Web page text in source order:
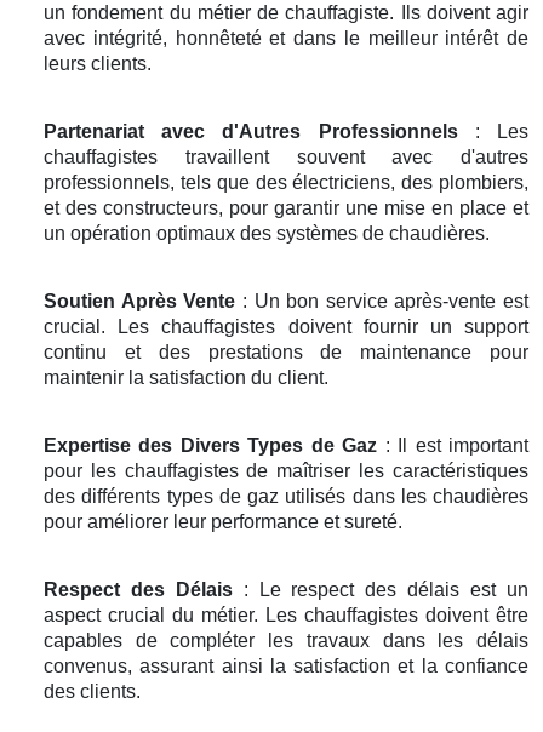
un fondement du métier de chauffagiste. Ils doivent agir
avec intégrité, honnêteté et dans le meilleur intérêt de
leurs clients.
Partenariat avec d'Autres Professionnels: Les
chauffagistes travaillent souvent avec d'autres
professionnels, tels que des électriciens, des plombiers,
et des constructeurs, pour garantir une mise en place et
un opération optimaux des systèmes de chaudières.
Soutien Après Vente : Un bon service après-vente est
crucial. Les chauffagistes doivent fournir un support
continu et des prestations de maintenance pour
maintenir la satisfaction du client.
Expertise des Divers Types de Gaz : Il est important
pour les chauffagistes de maîtriser les caractéristiques
des différents types de gaz utilisés dans les chaudières
pour améliorer leur performance et sureté.
Respect des Délais: Le respect des délais est un
aspect crucial du métier. Les chauffagistes doivent être
capables de compléter les travaux dans les délais
convenus, assurant ainsi la satisfaction et la confiance
des clients.